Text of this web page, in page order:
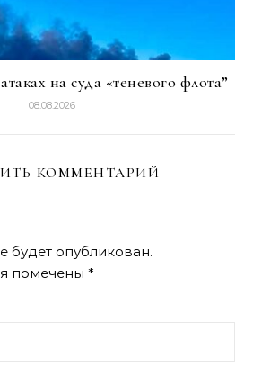
на суда «теневого флота”
08.08.2026
КОММЕНТАРИЙ
будет опубликован.
помечены *